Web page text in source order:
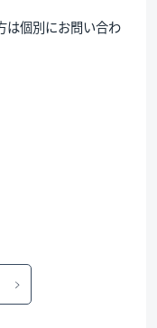
は個別にお問い合わ